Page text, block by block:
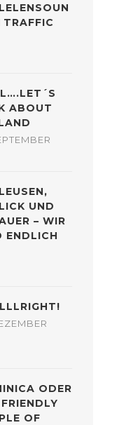
TRAFFIC
ABOUT
UND
– WIR
ENDLICH
ODER
OF